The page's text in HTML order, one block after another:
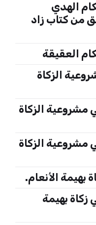
الهدي
من كتاب زاد
العقيقة
الزكاة
مشروعية الزكاة
مشروعية الزكاة
بهيمة الأنعام.
زكاة بهيمة